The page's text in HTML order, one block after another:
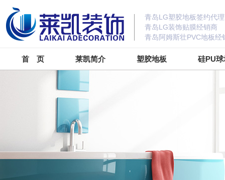
青岛LG塑胶地板签约代
青岛LG装饰贴膜经销商
青岛阿姆斯壮PVC地板经
首 页 莱凯简介 塑胶地板 硅PU球